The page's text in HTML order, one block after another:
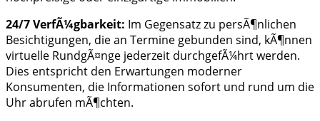
24/7 VerfÃ¼gbarkeit: Im Gegensatz zu persÃ¶nlichen
Besichtigungen, die an Termine gebunden sind, kÃ¶nnen
virtuelle RundgÃ¤nge jederzeit durchgefÃ¼hrt werden.
Dies entspricht den Erwartungen moderner
Konsumenten, die Informationen sofort und rund um die
Uhr abrufen mÃ¶chten.